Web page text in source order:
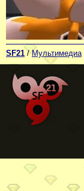
SF21 /Мультимедиа